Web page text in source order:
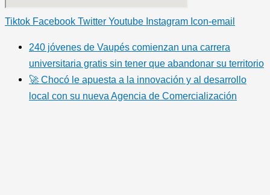
Tiktok Facebook Twitter Youtube Instagram Icon-email
240 jóvenes de Vaupés comienzan una carrera
universitaria gratis sin tener que abandonar su territorio
🚀 Chocó le apuesta a la innovación y al desarrollo
local con su nueva Agencia de Comercialización